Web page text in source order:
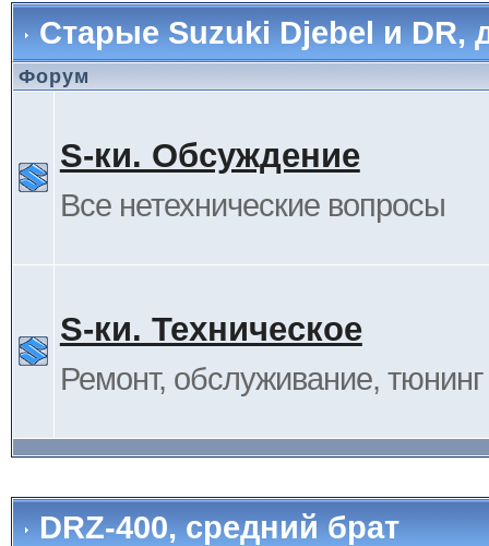
Старые Suzuki Djebel и DR,
Форум
S-ки. Обсуждение
Все нетехнические вопросы
S-ки. Техническое
Ремонт, обслуживание, тюнинг
DRZ-400, средний брат